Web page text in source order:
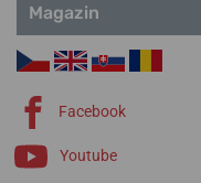
Magazin
Facebook
Youtube